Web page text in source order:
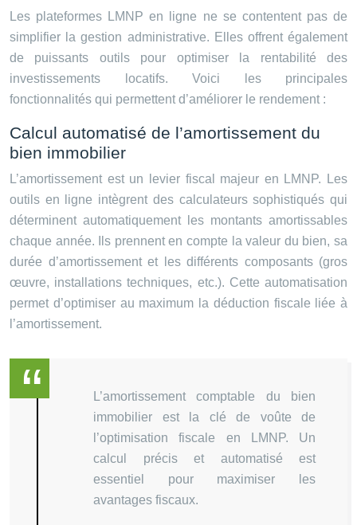
Les plateformes LMNP en ligne ne se contentent pas de
simplifier la gestion administrative. Elles offrent également
de puissants outils pour optimiser la rentabilité des
investissements locatifs. Voici les principales
fonctionnalités qui permettent d’améliorer le rendement :
Calcul automatisé de l’amortissement du
bien immobilier
L’amortissement est un levier fiscal majeur en LMNP. Les
outils en ligne intègrent des calculateurs sophistiqués qui
déterminent automatiquement les montants amortissables
chaque année. Ils prennent en compte la valeur du bien, sa
durée d’amortissement et les différents composants (gros
œuvre, installations techniques, etc.). Cette automatisation
permet d’optimiser au maximum la déduction fiscale liée à
l’amortissement.
L’amortissement comptable du bien
immobilier est la clé de voûte de
l’optimisation fiscale en LMNP. Un
calcul précis et automatisé est
essentiel pour maximiser les
avantages fiscaux.